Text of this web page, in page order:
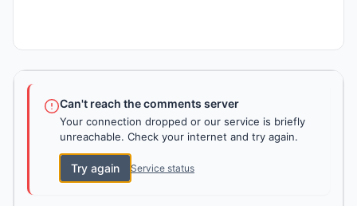
Can't reach the comments server
Your connection dropped or our service is briefly
unreachable. Check your internet and try again.
Try again Service status